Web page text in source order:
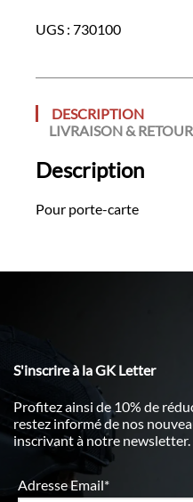
UGS : 730100
DESCRIPTION
LIVRAISON &
Description
Pour porte-carte
S'inscrire à la GK Letter
Profitez ainsi de 10% de
restez informé de nos
inscrivant à notre newsletter.
Adresse Email*